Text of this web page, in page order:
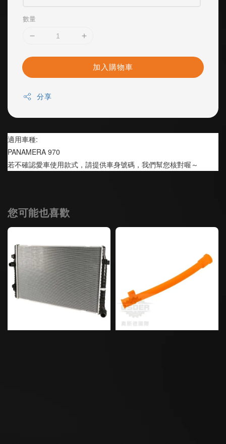
數量
加入購物車
分享
適用車種:
PANAMERA 970
若不確認愛車使用款式，請提供車身號碼，我們幫您核對喔～
您可能也喜歡